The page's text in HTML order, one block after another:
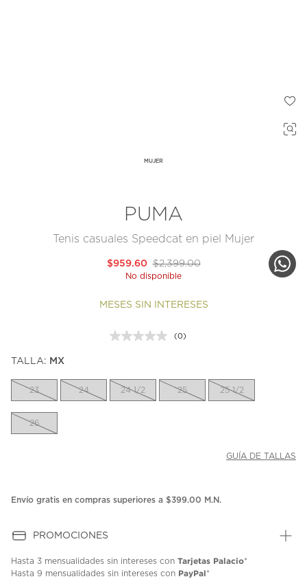
MUJER
PUMA
Tenis casuales Speedcat en piel Mujer
$2,399.00
$959.60
No disponible
MESES SIN INTERESES
Sin
la
misma
(0)
TALLA: MX
23 24 24 1/2 25 25 1/2
26
GUÍA DE TALLAS
Envío gratis en compras superiores a $399.00 M.N.
PROMOCIONES
Hasta 3 mensualidades sin intereses con Tarjetas Palacio*
Hasta 9 mensualidades sin intereses con PayPal*